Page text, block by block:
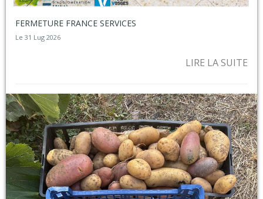
FERMETURE FRANCE SERVICES
Le 31 Lug 2026
LIRE LA SUITE